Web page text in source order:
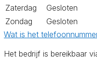
Zaterdag
Gesloten
Zondag
Gesloten
Wat is het
Het bedrijf is bereikbaar